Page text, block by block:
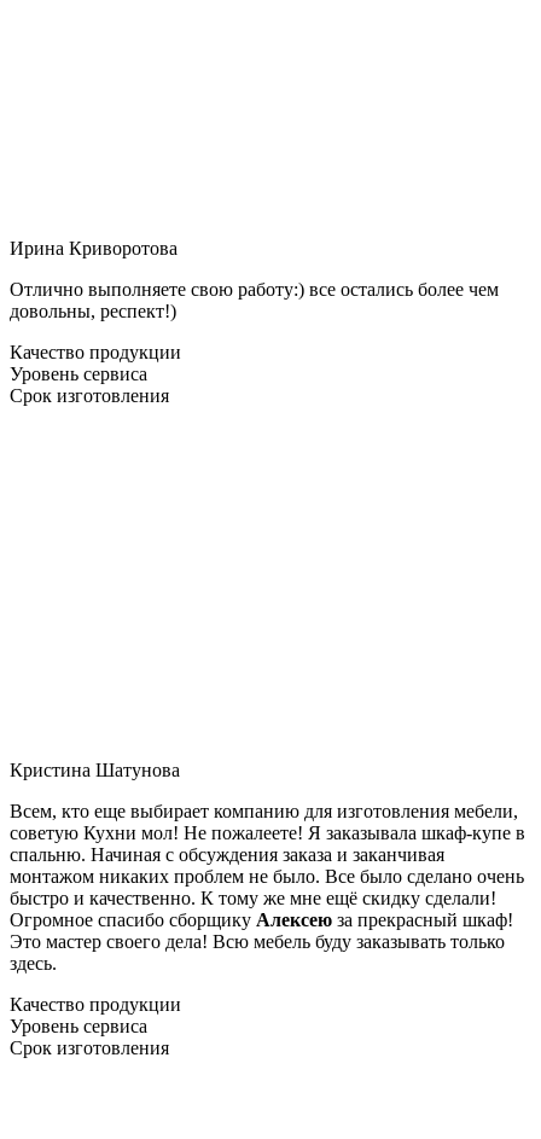
Ирина Криворотова
Отлично выполняете свою работу:) все остались более чем
довольны, респект!)
Качество продукции
Уровень сервиса
Срок изготовления
Кристина Шатунова
Всем, кто еще выбирает компанию для изготовления мебели,
советую Кухни мол! Не пожалеете! Я заказывала шкаф-купе в
спальню. Начиная с обсуждения заказа и заканчивая
монтажом никаких проблем не было. Все было сделано очень
быстро и качественно. К тому же мне ещё скидку сделали!
Огромное спасибо сборщику Алексею за прекрасный шкаф!
Это мастер своего дела! Всю мебель буду заказывать только
здесь.
Качество продукции
Уровень сервиса
Срок изготовления